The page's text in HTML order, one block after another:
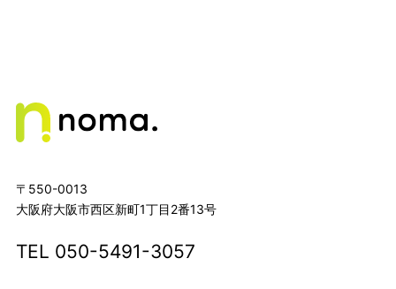
〒550-0013
大阪府大阪市西区新町1丁目2番13号
TEL 050-5491-3057